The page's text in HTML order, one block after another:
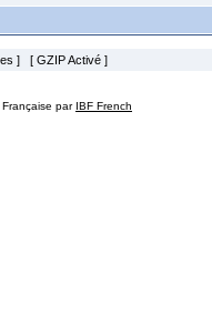
] [ GZIP Activé ]
Française par IBF French